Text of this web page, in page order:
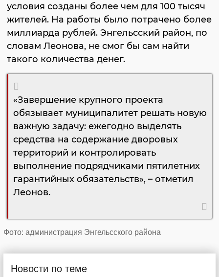
условия созданы более чем для 100 тысяч
жителей. На работы было потрачено более
миллиарда рублей. Энгельсский район, по
словам Леонова, не смог бы сам найти
такого количества денег.
«Завершение крупного проекта
обязывает муниципалитет решать новую
важную задачу: ежегодно выделять
средства на содержание дворовых
территорий и контролировать
выполнение подрядчиками пятилетних
гарантийных обязательств», – отметил
Леонов.
Фото: администрация Энгельсского района
Новости по теме